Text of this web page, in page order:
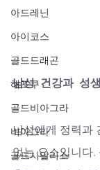
아드레닌
아이코스
골드드래곤
해포쿠
골드비아그라
비아그라
골드시알리스
남성 건강과 성
남성에게 정력과
없는 요소입니다.